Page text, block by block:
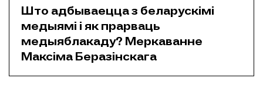
Што адбываецца з беларускімі
медыямі і як прарваць
медыяблакаду? Меркаванне
Максіма Беразінскага